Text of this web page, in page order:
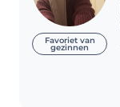
Favoriet van
gezinnen